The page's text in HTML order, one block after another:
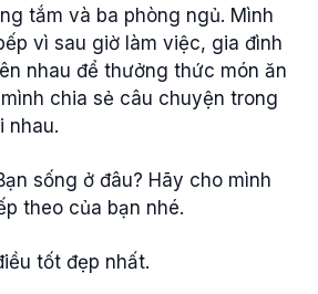
tắm và ba phòng ngủ. Mình
vì sau giờ làm việc, gia đình
nhau để thưởng thức món ăn
chia sẻ câu chuyện trong
nhau.
sống ở đâu? Hãy cho mình
theo của bạn nhé.
tốt đẹp nhất.